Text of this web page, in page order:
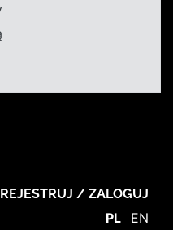
/ ZALOGUJ
PL EN